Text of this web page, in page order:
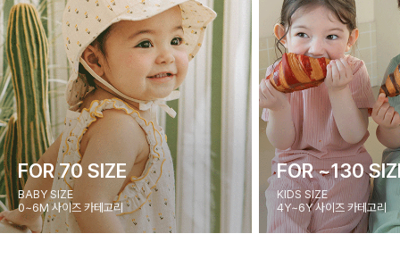
FOR 70 SIZE
BABY SIZE
0~6M 사이즈 카테고리
FOR ~130
KIDS SIZE
4Y~6Y 사이즈 카테고리